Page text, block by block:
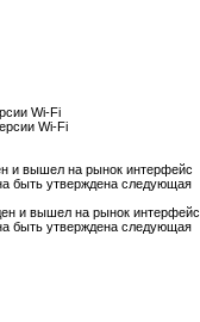
Wi-Fi
Wi-Fi
и вышел на рынок интерфейс
быть утверждена следующая
и вышел на рынок интерфейс
быть утверждена следующая